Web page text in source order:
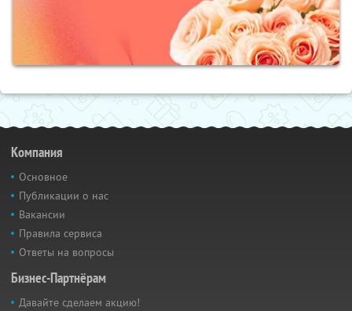
Компания
Основное
Публикации о нас
Вакансии
Правила сервиса
Ответы на вопросы
Бизнес-Партнёрам
Давайте сделаем акцию!